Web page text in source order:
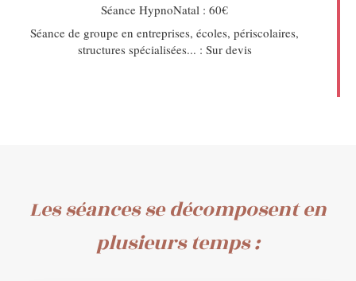
Séance HypnoNatal : 60€
Séance de groupe en entreprises, écoles, périscolaires,
structures spécialisées... : Sur devis
Les séances se décomposent en
plusieurs temps :